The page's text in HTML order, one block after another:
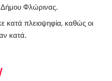
Φλώρινας.
πλειοψηφία, καθώς οι
κατά.